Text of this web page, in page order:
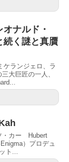
ナルド・
続く謎と真贋
ケランジェロ、ラ
大巨匠の一人、
・カー Hubert
）プロデュ
ト...